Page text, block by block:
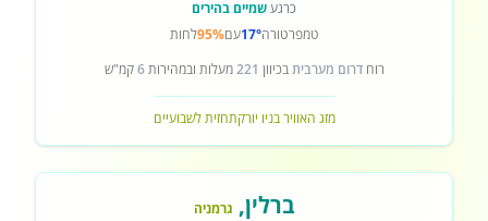
כרגעשמיים בהירים
טמפרטורה17°עם95%לחות
רוחדרום מערביתבכיוון 221מעלות ובמהירות6קמ"ש
מזג האוויר בניו יורקתחזית לשבועיים
ברלין, גרמניה